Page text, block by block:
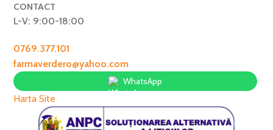
CONTACT
L-V: 9:00-18:00
0769.377.101
farmaverdero@yahoo.com
WhatsApp
Harta Site